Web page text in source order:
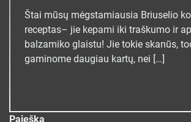
Štai mūsų mėgstamiausia Briuselio
receptas– jie kepami iki traškumo ir
balzamiko glaistu! Jie tokie skanūs,
gaminome daugiau kartų, nei […]
Paieška